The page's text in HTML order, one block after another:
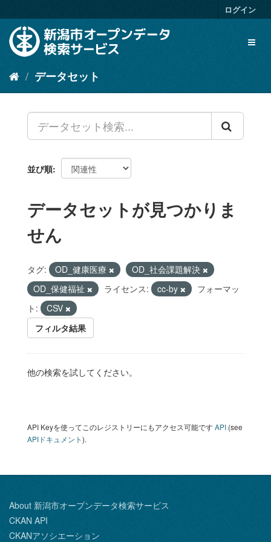
キ
容
ログイン
データセット
並び順
データセットが見つかりま
せん
タグ: OD_健康医療
OD_社会課題解決
OD_保健福祉
ライセンス: cc-by
フォーマッ
ト:
CSV
フィルタ結果
他の検索を試してください。
API Keyを使ってこのレジストリーにもアクセス可能ですAPI (see
APIドキュメント).
About 新潟市オープンデータ検索サービス
CKAN API
CKANアソシエーション